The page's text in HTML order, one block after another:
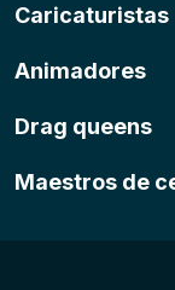
Caricaturistas
Animadores
Drag queens
Maestros de